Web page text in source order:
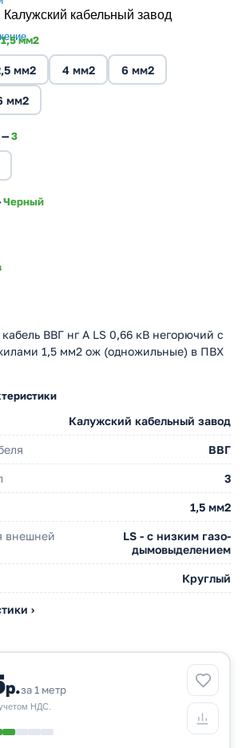
Калужский кабельный завод
1,5 мм2
мм2 4 мм2 6 мм2
мм2
—3
Черный
ВВГ нг А LS 0,66 кВ негорючий с
1,5 мм2 ож (одножильные) в ПВХ
Калужский кабельный завод
ВВГ
3
1,5 мм2
внешней
LS - с низким газо-
дымовыделением
Круглый
›
р.за 1 метр
НДС.